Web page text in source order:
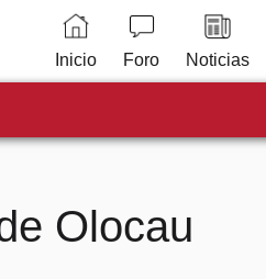
Inicio Foro Noticias
Olocau